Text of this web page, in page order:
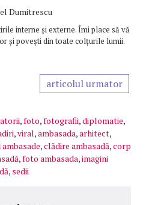
Dumitrescu
interne și externe. Îmi place să vă
și povești din toate colțurile lumii.
articolul urmator
,foto,fotografii,diplomatie,
,viral,ambasada,arhitect,
ambasade,clădire ambasadă,corp
,foto ambasada,imagini
, sedii